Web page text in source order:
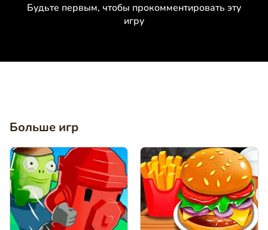
Будьте первым, чтобы прокомментировать эту
игру
Больше игр